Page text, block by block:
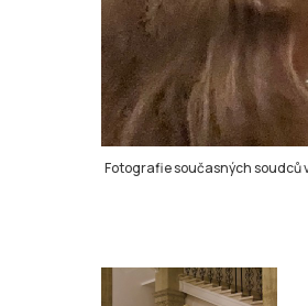
Fotografie současných soudců